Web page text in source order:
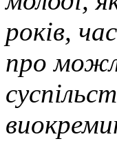
років,
про